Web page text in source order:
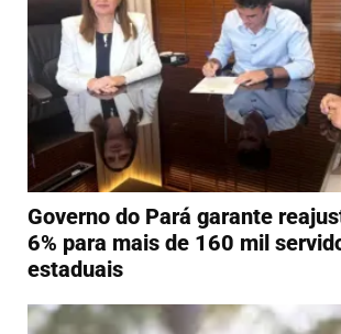
Governo do Pará garante
6% para mais de 160 mil
estaduais